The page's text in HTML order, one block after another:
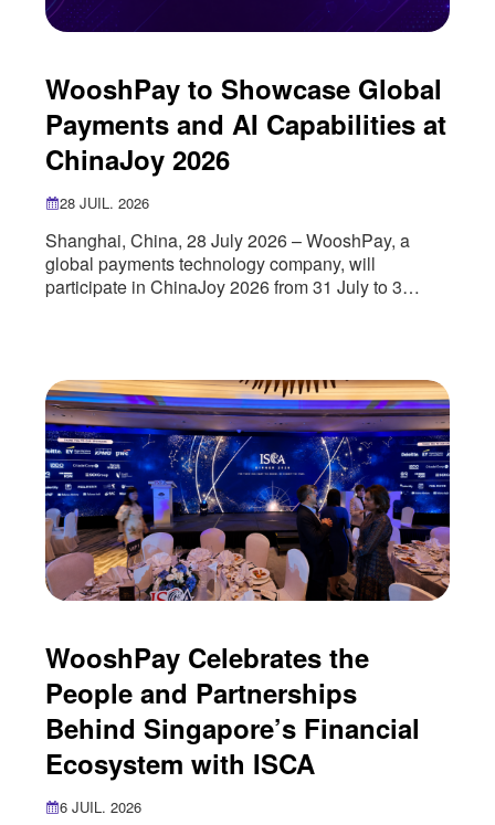
WooshPay to Showcase Global
Payments and AI Capabilities at
ChinaJoy 2026
28 JUIL. 2026
Shanghai, China, 28 July 2026 – WooshPay, a
global payments technology company, will
participate in ChinaJoy 2026 from 31 July to 3
entertainment industry. As more digital
entertainment companies seek to reach
international audiences, payments have
WooshPay Celebrates the
People and Partnerships
Behind Singapore’s Financial
Ecosystem with ISCA
6 JUIL. 2026